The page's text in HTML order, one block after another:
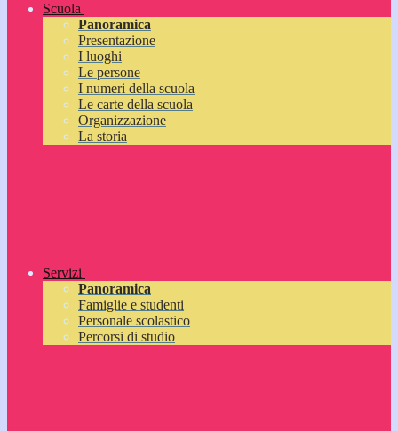
Scuola
Panoramica
Presentazione
I luoghi
Le persone
I numeri della scuola
Le carte della scuola
Organizzazione
La storia
Servizi
Panoramica
Famiglie e studenti
Personale scolastico
Percorsi di studio